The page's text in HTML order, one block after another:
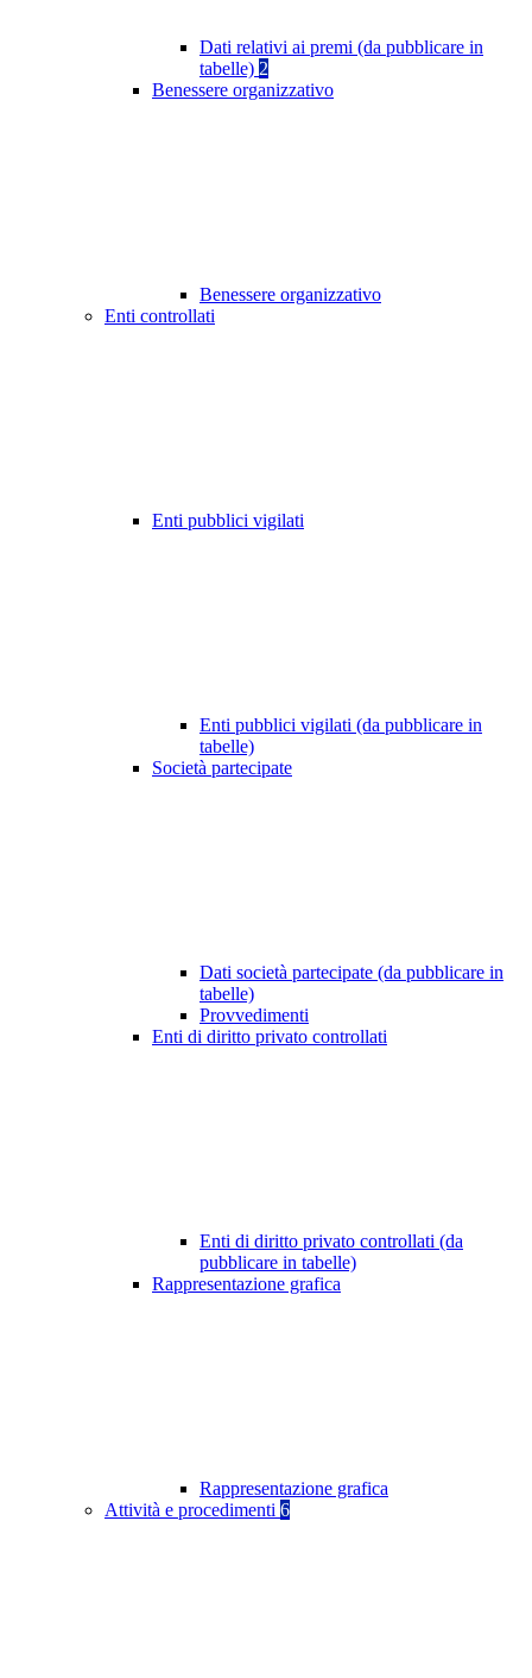
Dati relativi ai premi (da pubblicare in
tabelle) 2
Benessere organizzativo
Benessere organizzativo
Enti controllati
Enti pubblici vigilati
Enti pubblici vigilati (da pubblicare in
tabelle)
Società partecipate
Dati società partecipate (da pubblicare in
tabelle)
Provvedimenti
Enti di diritto privato controllati
Enti di diritto privato controllati (da
pubblicare in tabelle)
Rappresentazione grafica
Rappresentazione grafica
Attività e procedimenti 6